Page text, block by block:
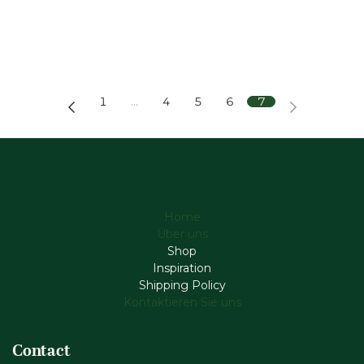
1 … 4 5 6 7
Home
Über uns
Shop
Inspiration
Shipping Policy
Kontaktieren Sie uns
Contact